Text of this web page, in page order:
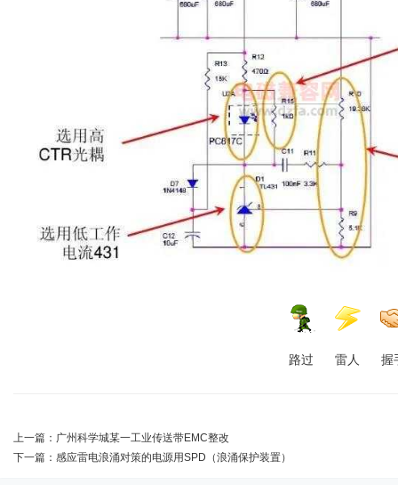
路过 雷人 握
上一篇： 广州科学城某一工业传送带EMC整改
下一篇： 感应雷电浪涌对策的电源用SPD（浪涌保护装置）